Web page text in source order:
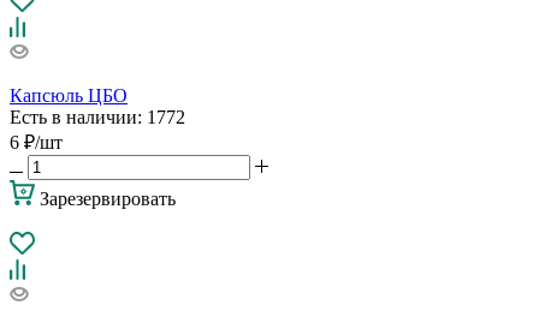
Капсюль ЦБО
Есть в наличии: 1772
6 ₽/шт
Зарезервировать